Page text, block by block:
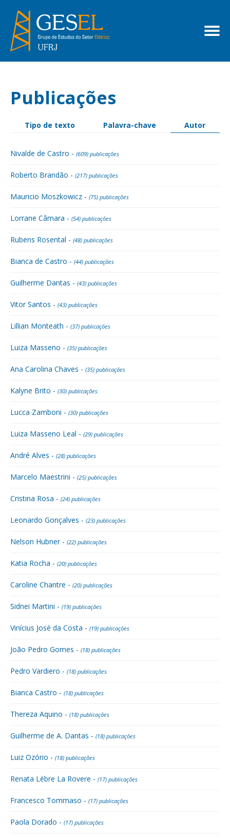
Publicações
Tipo de texto Palavra-chave Autor
Nivalde de Castro - (609) publicações
Roberto Brandão - (217) publicações
Mauricio Moszkowicz - (75) publicações
Lorrane Câmara - (54) publicações
Rubens Rosental - (48) publicações
Bianca de Castro - (44) publicações
Guilherme Dantas - (43) publicações
Vitor Santos - (43) publicações
Lillian Monteath - (37) publicações
Luiza Masseno - (35) publicações
Ana Carolina Chaves - (35) publicações
Kalyne Brito - (30) publicações
Lucca Zamboni - (30) publicações
Luiza Masseno Leal - (29) publicações
André Alves - (28) publicações
Marcelo Maestrini - (25) publicações
Cristina Rosa - (24) publicações
Leonardo Gonçalves - (23) publicações
Nelson Hubner - (22) publicações
Katia Rocha - (20) publicações
Caroline Chantre - (20) publicações
Sidnei Martini - (19) publicações
Vinícius José da Costa - (19) publicações
João Pedro Gomes - (18) publicações
Pedro Vardiero - (18) publicações
Bianca Castro - (18) publicações
Thereza Aquino - (18) publicações
Guilherme de A. Dantas - (18) publicações
Luiz Ozório - (18) publicações
Renata Lèbre La Rovere - (17) publicações
Francesco Tommaso - (17) publicações
Paola Dorado - (17) publicações